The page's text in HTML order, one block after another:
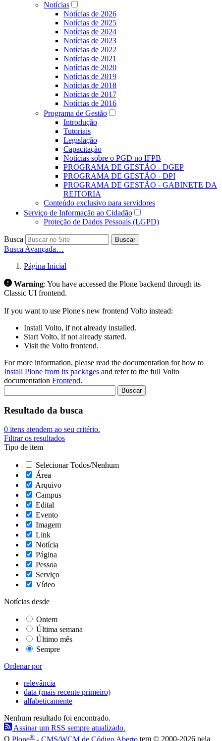
Notícias
Notícias de 2026
Notícias de 2025
Notícias de 2024
Notícias de 2023
Notícias de 2022
Notícias de 2021
Notícias de 2020
Notícias de 2019
Notícias de 2018
Notícias de 2017
Notícias de 2016
Programa de Gestão
Introdução
Tutoriais
Legislação
Capacitação
Notícias sobre o PGD no IFPB
PROGRAMA DE GESTÃO - DGEP
PROGRAMA DE GESTÃO - DPI
PROGRAMA DE GESTÃO - GABINETE DA
REITORIA
Conteúdo exclusivo para servidores
Serviço de Informação ao Cidadão
Proteção de Dados Pessoais (LGPD)
Busca Buscar
Busca Avançada…
Página Inicial
Warning: You have accessed the Plone backend through its
Classic UI frontend.
If you want to use Plone's new frontend Volto instead:
Install Volto, if not already installed.
Start Volto, if not already started.
Visit the Volto frontend.
For more information, please read the documentation for how to
Install Plone from its packages and refer to the full Volto
documentation Frontend.
Resultado da busca
0 itens atendem ao seu critério.
Filtrar os resultados
Tipo de item
Selecionar Todos/Nenhum
Área
Arquivo
Campus
Edital
Evento
Imagem
Link
Notícia
Página
Pessoa
Serviço
Vídeo
Notícias desde
Ontem
Última semana
Último mês
Sempre
Ordenar por
relevância
data (mais recente primeiro)
alfabeticamente
Nenhum resultado foi encontrado.
Assinar um RSS sempre atualizado.
O Plone® - CMS/WCM de Código Aberto tem © 2000-2026 pela